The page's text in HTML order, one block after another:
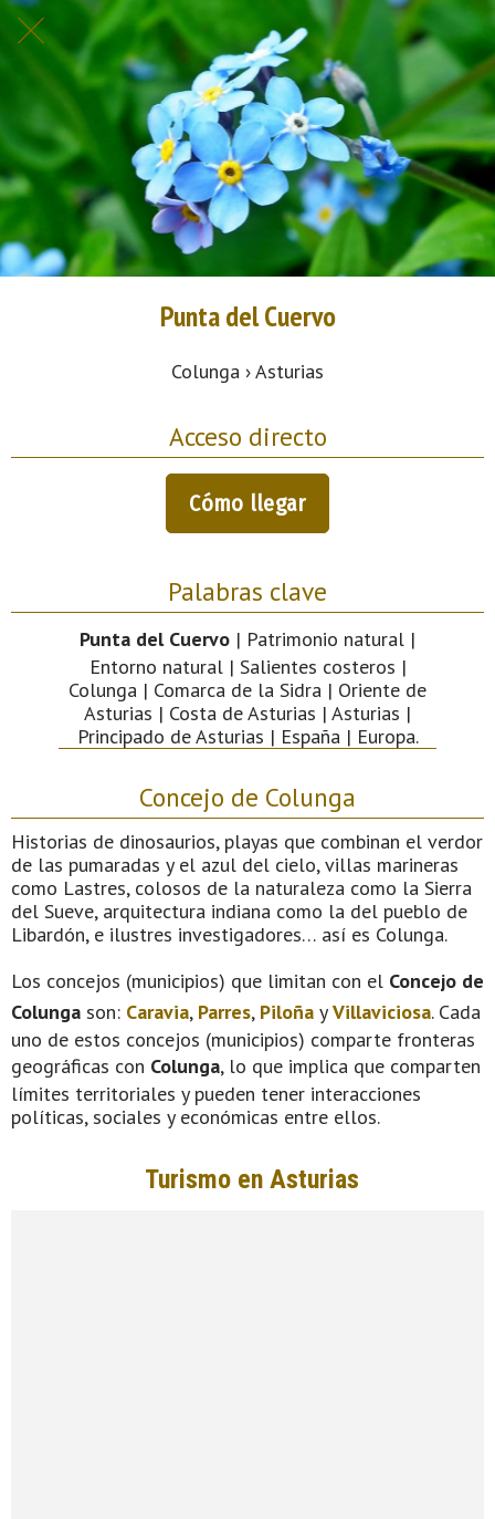
Punta del Cuervo
Colunga › Asturias
Acceso directo
Cómo llegar
Palabras clave
Punta del Cuervo | Patrimonio natural |
Entorno natural | Salientes costeros |
Colunga | Comarca de la Sidra | Oriente de
Asturias | Costa de Asturias | Asturias |
Principado de Asturias | España | Europa.
Concejo de Colunga
Historias de dinosaurios, playas que combinan el verdor
de las pumaradas y el azul del cielo, villas marineras
como Lastres, colosos de la naturaleza como la Sierra
del Sueve, arquitectura indiana como la del pueblo de
Libardón, e ilustres investigadores… así es Colunga.
Los concejos (municipios) que limitan con el Concejo de
Colunga son: Caravia, Parres, Piloña yVillaviciosa. Cada
uno de estos concejos (municipios) comparte fronteras
geográficas con Colunga, lo que implica que comparten
límites territoriales y pueden tener interacciones
políticas, sociales y económicas entre ellos.